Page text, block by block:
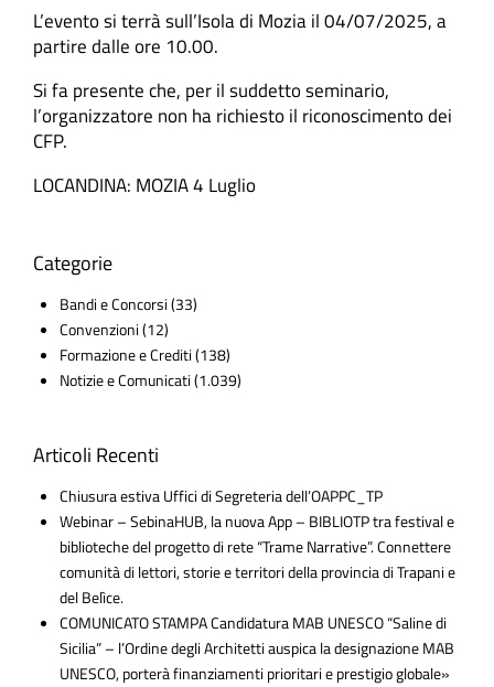
L’evento si terrà sull’Isola di Mozia il 04/07/2025, a
partire dalle ore 10.00.
Si fa presente che, per il suddetto seminario,
l’organizzatore non ha richiesto il riconoscimento dei
CFP.
LOCANDINA: MOZIA 4 Luglio
Categorie
Bandi e Concorsi(33)
Convenzioni(12)
Formazione e Crediti(138)
Notizie e Comunicati(1.039)
Articoli Recenti
Chiusura estiva Uffici di Segreteria dell’OAPPC_TP
Webinar – SebinaHUB, la nuova App – BIBLIOTP tra festival e
biblioteche del progetto di rete “Trame Narrative”. Connettere
comunità di lettori, storie e territori della provincia di Trapani e
del Belìce.
COMUNICATO STAMPA Candidatura MAB UNESCO “Saline di
Sicilia” – l’Ordine degli Architetti auspica la designazione MAB
UNESCO, porterà finanziamenti prioritari e prestigio globale»